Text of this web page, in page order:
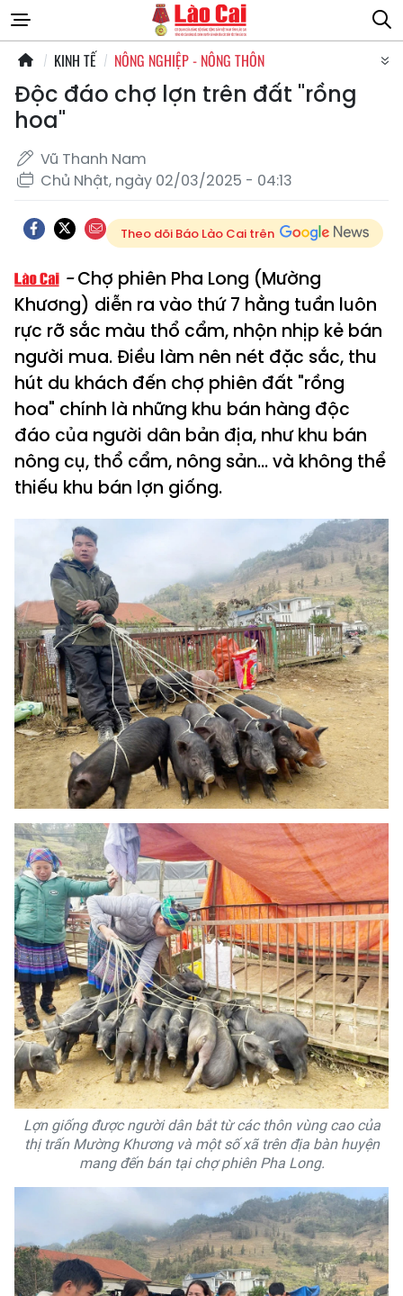
KINH TẾ NÔNG NGHIỆP - NÔNG THÔN
Độc đáo chợ lợn trên đất "rồng
hoa"
Vũ Thanh Nam
Chủ Nhật, ngày 02/03/2025 - 04:13
Theo dõi Báo Lào Cai trên
Chợ phiên Pha Long (Mường
Khương) diễn ra vào thứ 7 hằng tuần luôn
rực rỡ sắc màu thổ cẩm, nhộn nhịp kẻ bán
người mua. Điều làm nên nét đặc sắc, thu
hút du khách đến chợ phiên đất "rồng
hoa" chính là những khu bán hàng độc
đáo của người dân bản địa, như khu bán
nông cụ, thổ cẩm, nông sản... và không thể
thiếu khu bán lợn giống.
Lợn giống được người dân bắt từ các thôn vùng cao của
thị trấn Mường Khương và một số xã trên địa bàn huyện
mang đến bán tại chợ phiên Pha Long.